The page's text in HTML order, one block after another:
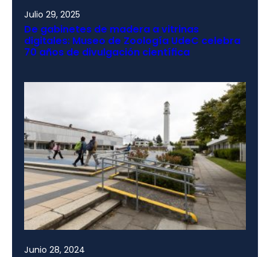
Julio 29, 2025
De gabinetes de madera a vitrinas
digitales: Museo de Zoología UdeC celebra
70 años de divulgación científica
Junio 28, 2024